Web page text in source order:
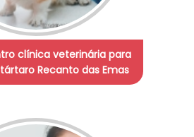
clínica veterinária para
Recanto das Emas